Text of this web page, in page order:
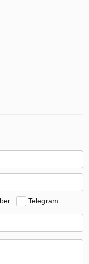
Telegram